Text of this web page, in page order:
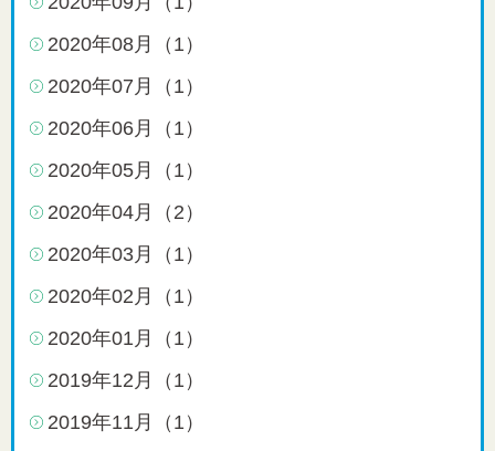
2020年08月（1）
2020年07月（1）
2020年06月（1）
2020年05月（1）
2020年04月（2）
2020年03月（1）
2020年02月（1）
2020年01月（1）
2019年12月（1）
2019年11月（1）